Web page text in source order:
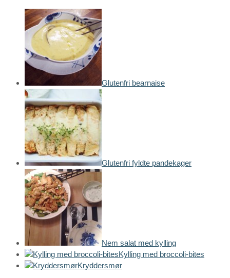
Glutenfri bearnaise
Glutenfri fyldte pandekager
Nem salat med kylling
Kylling med broccoli-bites
Kryddersmør